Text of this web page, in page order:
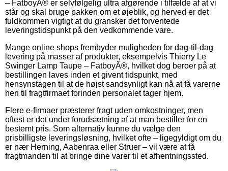
– FatboyÂ® er selvfølgelig ultra afgørende i tilfælde af at vi
står og skal bruge pakken om et øjeblik, og herved er det
fuldkommen vigtigt at du gransker det forventede
leveringstidspunkt på den vedkommende vare.
Mange online shops frembyder muligheden for dag-til-dag
levering på masser af produkter, eksempelvis Thierry Le
Swinger Lamp Taupe – FatboyÂ®, hvilket dog beroer på at
bestillingen laves inden et givent tidspunkt, med
hensynstagen til at de højst sandsynligt kan nå at få varerne
hen til fragtfirmaet forinden personalet tager hjem.
Flere e-firmaer præsterer fragt uden omkostninger, men
oftest er det under forudsætning af at man bestiller for en
bestemt pris. Som alternativ kunne du vælge den
prisbilligste leveringsløsning, hvilket ofte – ligegyldigt om du
er nær Herning, Aabenraa eller Struer – vil være at få
fragtmanden til at bringe dine varer til et afhentningssted.